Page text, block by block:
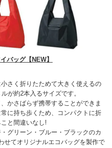
バッグ【NEW】
さく折りたためて大きく使えるの
が約2本入るサイズです。
かさばらず携帯することができま
に持ち歩くため、コンパクトに折
と間違いなし!
グリーン・ブルー・ブラックのカ
せてオリジナルエコバッグを製作で